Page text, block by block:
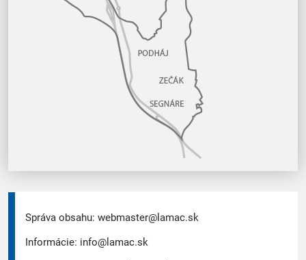
Správa obsahu: webmaster@lamac.sk
Informácie: info@lamac.sk